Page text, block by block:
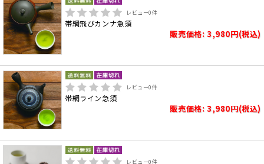
レビュー0件
帯網飛びカンナ急須
販売価格: 3,980円(税込)
レビュー0件
帯網ライン急須
販売価格: 3,980円(税込)
レビュー0件